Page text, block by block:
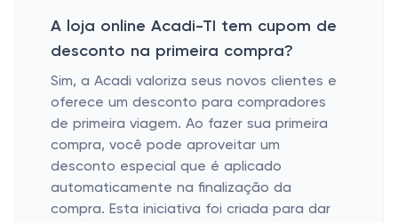
A loja online Acadi-TI tem cupom de
desconto na primeira compra?
Sim, a Acadi valoriza seus novos clientes e
oferece um desconto para compradores
de primeira viagem. Ao fazer sua primeira
compra, você pode aproveitar um
desconto especial que é aplicado
automaticamente na finalização da
compra. Esta iniciativa foi criada para dar